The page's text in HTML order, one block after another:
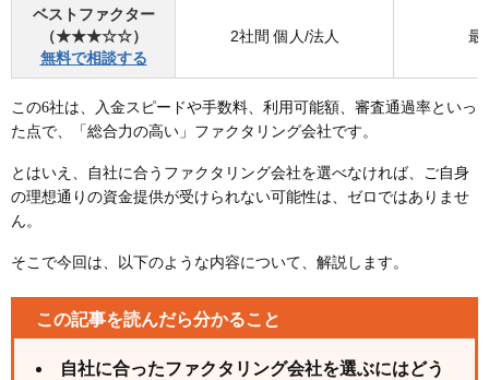
ベストファクター
（★★★☆☆）
無料で相談する
2社間 個人/法人 最
この6社は、入金スピードや手数料、利用可能額、審査通過率といっ
た点で、「総合力の高い」ファクタリング会社です。
とはいえ、自社に合うファクタリング会社を選べなければ、ご自身
の理想通りの資金提供が受けられない可能性は、ゼロではありませ
ん。
そこで今回は、以下のような内容について、解説します。
この記事を読んだら分かること
自社に合ったファクタリング会社を選ぶにはどう